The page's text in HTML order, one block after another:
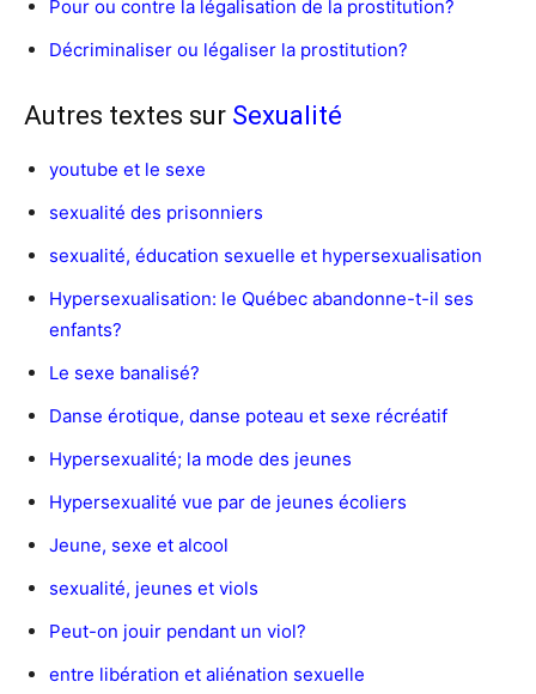
Pour ou contre la légalisation de la prostitution?
Décriminaliser ou légaliser la prostitution?
Autres textes sur Sexualité
youtube et le sexe
sexualité des prisonniers
sexualité, éducation sexuelle et hypersexualisation
Hypersexualisation: le Québec abandonne-t-il ses
enfants?
Le sexe banalisé?
Danse érotique, danse poteau et sexe récréatif
Hypersexualité; la mode des jeunes
Hypersexualité vue par de jeunes écoliers
Jeune, sexe et alcool
sexualité, jeunes et viols
Peut-on jouir pendant un viol?
entre libération et aliénation sexuelle